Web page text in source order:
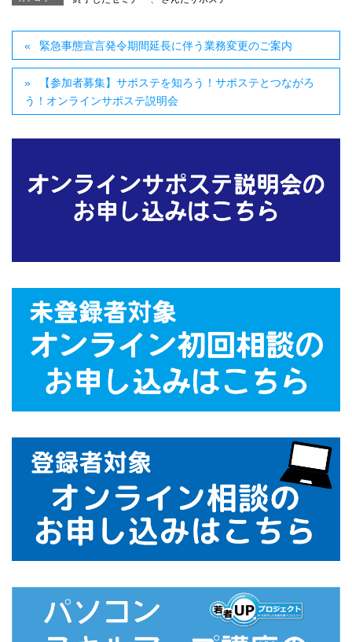
緊急事態宣言発令期間延長に伴う業務変更のご案内
【参加者募集】サポステを知ろう！サポステとつながろ
う！オンラインサポステ説明会